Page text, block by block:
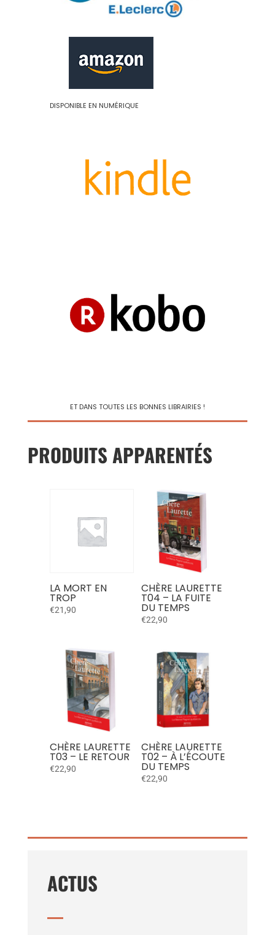
DISPONIBLE EN NUMÉRIQUE
ET DANS TOUTES LES BONNES LIBRAIRIES !
PRODUITS APPARENTÉS
LA MORT EN
TROP
€21,90
CHÈRE LAURETTE
T04 – LA FUITE
DU TEMPS
€22,90
CHÈRE LAURETTE
T03 – LE RETOUR
€22,90
CHÈRE LAURETTE
T02 – À L’ÉCOUTE
DU TEMPS
€22,90
ACTUS